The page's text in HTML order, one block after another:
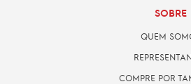
SOBRE
QUEM
COMPRE POR